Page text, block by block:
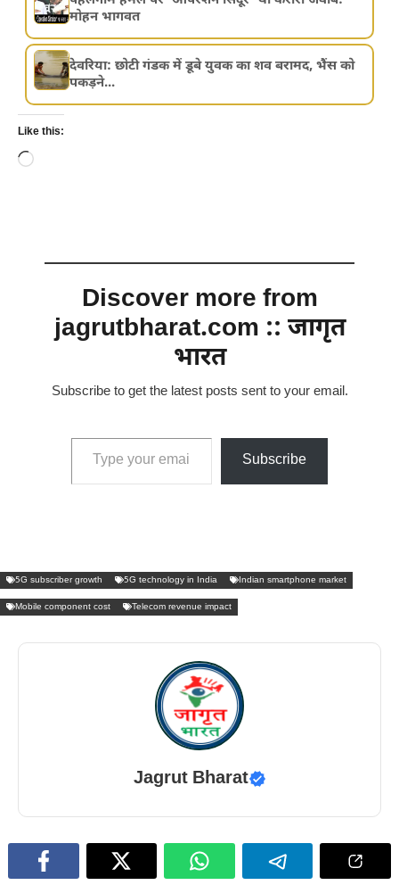
मोहन भागवत
देवरिया: छोटी गंडक में डूबे युवक का शव बरामद, भैंस को
पकड़ने...
Like this:
Loading…
Discover more from
jagrutbharat.com :: जागृत
भारत
Subscribe to get the latest posts sent to your email.
Type your email…
Subscribe
5G subscriber growth 5G technology in India Indian smartphone market
Mobile component cost Telecom revenue impact
Jagrut Bharat